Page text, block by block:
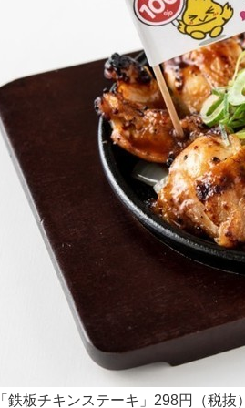
「鉄板チキンステーキ」298円（税抜